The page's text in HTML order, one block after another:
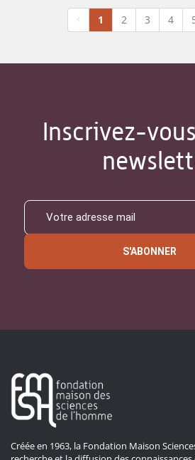
1 2 3 4
Inscrivez-
S'ABONNER
Créée en 1963, la Fondation Maison